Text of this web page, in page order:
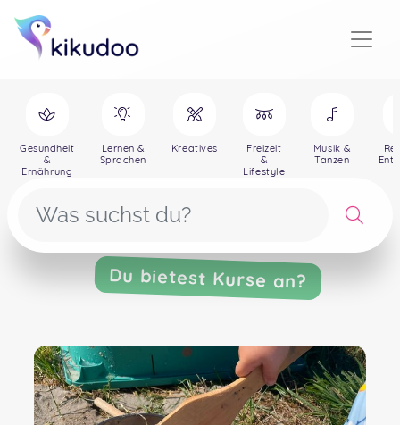
Gesundheit
&
Ernährung
Lernen &
Sprachen
Kreatives
Freizeit
&
Lifestyle
Musik &
Tanzen
Du bietest Kurse an?